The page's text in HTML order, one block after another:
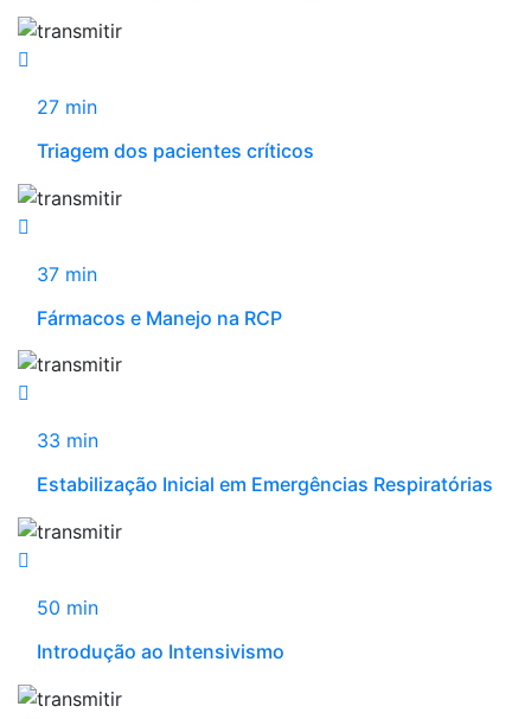
27 min
Triagem dos pacientes críticos
37 min
Fármacos e Manejo na RCP
33 min
Estabilização Inicial em Emergências Respiratórias
50 min
Introdução ao Intensivismo